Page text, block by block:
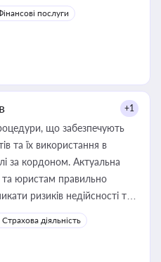
керівника, юриста або
приватизації, оренди
угод і перевірки
послуги
+1
що забезпечують
та їх використання в
за кордоном. Актуальна
та юристам правильно
ризиків недійсності та
органами влади та
Страхова діяльність